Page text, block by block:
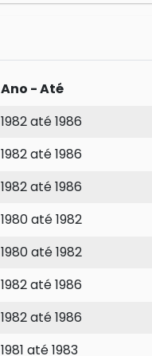
Ano - Até
1982 até 1986
1982 até 1986
1982 até 1986
1980 até 1982
1980 até 1982
1982 até 1986
1982 até 1986
1981 até 1983